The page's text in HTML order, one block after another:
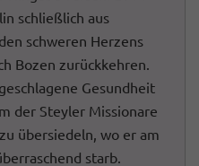
schließlich aus
schweren Herzens
Bozen zurückkehren.
Gesundheit
der Steyler Missionare
übersiedeln, wo er am
starb.